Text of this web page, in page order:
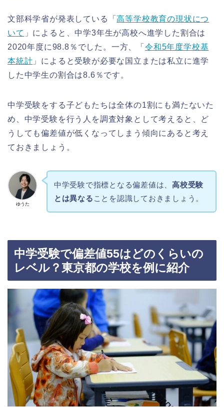
文部科学省が発表している「高等学校教育の現状につ
いて 」によると、中学3年生が高校へ進学した割合は
2020年度に98.8％でした。一方、「 令和5年度学校基
本統計 」によると受験が必要な国立または私立に進学
した中学生の割合は8.6％です。
中学受験をする子どもたちは全体の1割にも満たないた
め、中学受験を行う人を調査対象として考えると、ど
うしても偏差値が低くなってしまう傾向にあると考え
ておきましょう。
ゆうた
中学受験で指標となる偏差値は、高校受験
とは異なる ことを認識しておきましょう。
中学受験で偏差値55はどのくらいの
レベル？東京都の学校を例に紹介